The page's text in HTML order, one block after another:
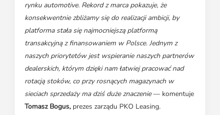
rynku automotive. Rekord z marca pokazuje, że
konsekwentnie zbliżamy się do realizacji ambicji, by
platforma stała się najmocniejszą platformą
transakcyjną z finansowaniem w Polsce. Jednym z
naszych priorytetów jest wspieranie naszych partnerów
dealerskich, którym dzięki nam łatwiej pracować nad
rotacją stoków, co przy rosnących magazynach w
sieciach sprzedaży ma dziś duże znaczenie— komentuje
Tomasz Bogus, prezes zarządu PKO Leasing.